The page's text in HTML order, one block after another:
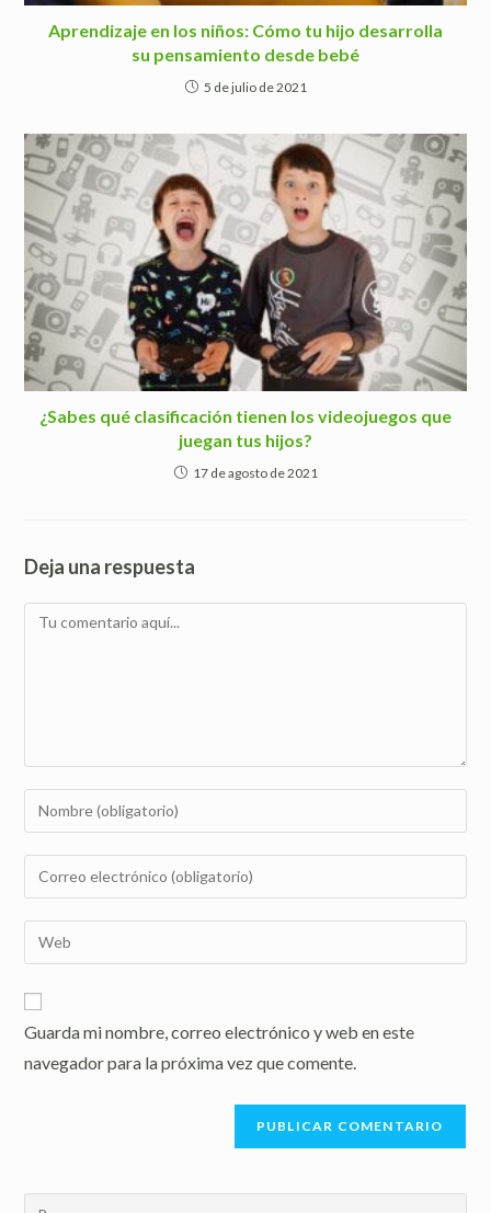
Aprendizaje en los niños: Cómo tu hijo desarrolla
su pensamiento desde bebé
5 de julio de 2021
¿Sabes qué clasificación tienen los videojuegos que
juegan tus hijos?
17 de agosto de 2021
Deja una respuesta
Comentario
Introduce
tu
nombre
de
usuario
para
Introduce
tu
dirección
de
para
comentar
Introduce
la
de
tu
web
Guarda mi nombre, correo electrónico y web en este
navegador para la próxima vez que comente.